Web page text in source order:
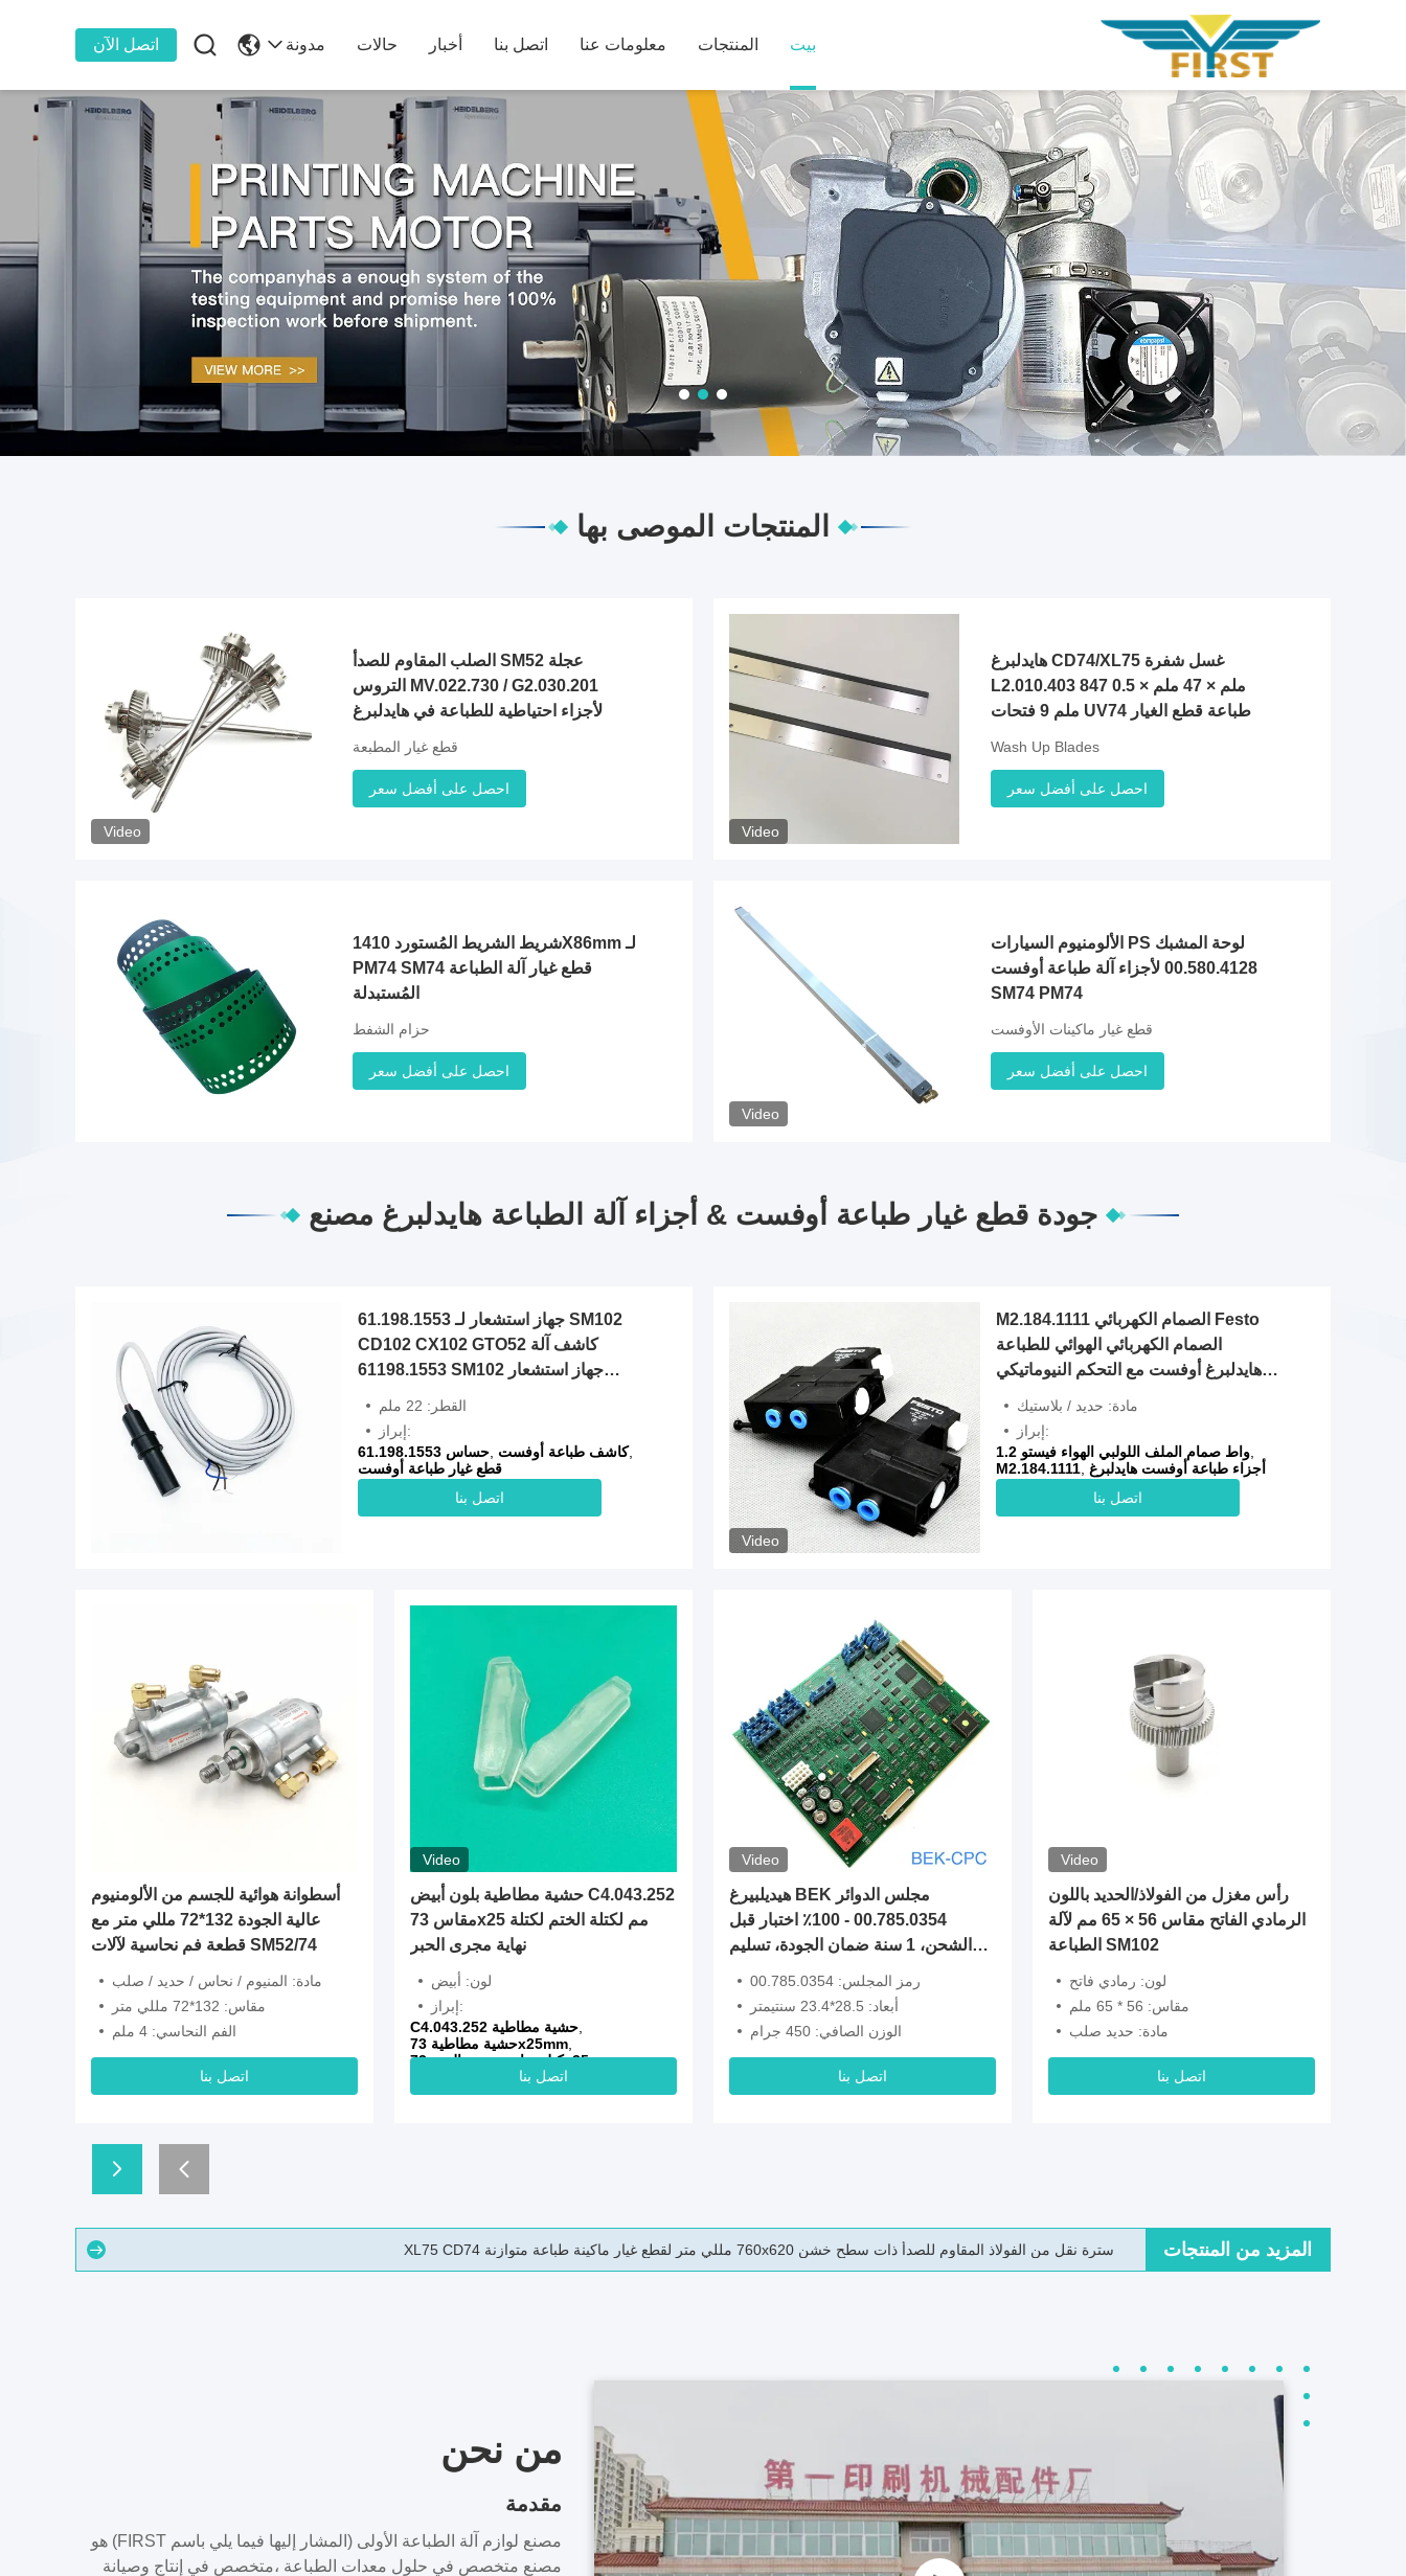
بيت المنتجات معلومات عنا اتصل بنا أخبار حالات مدونة اتصل الآن 
المنتجات الموصى بها
Video
الصلب المقاوم للصدأ SM52 عجلة
التروس MV.022.730 / G2.030.201
لأجزاء احتياطية للطباعة في هايدلبرغ
قطع غيار المطبعة
احصل على أفضل سعر
Video
هايدلبرغ CD74/XL75 غسل شفرة
L2.010.403 847 ملم × 47 ملم × 0.5
ملم 9 فتحات UV74 طباعة قطع الغيار
Wash Up Blades
احصل على أفضل سعر
شريط الشريط المُستورد 1410X86mm لـ
PM74 SM74 قطع غيار آلة الطباعة
المُستبدلة
حزام الشفط
احصل على أفضل سعر
Video
الألومنيوم السيارات PS لوحة المشبك
00.580.4128 لأجزاء آلة طباعة أوفست
SM74 PM74
قطع غيار ماكينات الأوفست
احصل على أفضل سعر
جودة قطع غيار طباعة أوفست & أجزاء آلة الطباعة هايدلبرغ مصنع
61.198.1553 جهاز استشعار لـ SM102
CD102 CX102 GTO52 كاشف آلة
61198.1553 SM102 جهاز استشعار
القطر: 22 ملم
إبراز:
61.198.1553 حساس كاشف طباعة أوفست,
قطع غيار طباعة أوفست
اتصل بنا
Video
M2.184.1111 الصمام الكهربائي Festo
الصمام الكهربائي الهوائي للطباعة
هايدلبرغ أوفست مع التحكم النيوماتيكي
مادة: حديد / بلاستيك
إبراز:
1.2 واط صمام الملف اللولبي الهواء فيستو
M2.184.1111 أجزاء طباعة أوفست هايدلبرغ
اتصل بنا
أسطوانة هوائية للجسم من الألومنيوم
عالية الجودة 132*72 مللي متر مع
قطعة فم نحاسية لآلات SM52/74
مادة: المنيوم / نحاس / حديد / صلب
مقاس: 132*72 مللي متر
الفم النحاسي: 4 ملم
اتصل بنا
Video
حشية مطاطية بلون أبيض C4.043.252
مقاس 73x25 مم لكتلة الختم لكتلة
نهاية مجرى الحبر
لون: أبيض
إبراز:
C4.043.252 حشية مطاطية
حشية مطاطية 73x25mm
كتلة نهاية مجرى الحبر 73x25mm
اتصل بنا
Video
هيديلبيرغ BEK مجلس الدوائر
00.785.0354 - 100٪ اختبار قبل
الشحن، 1 سنة ضمان الجودة، تسليم
رمز المجلس: 00.785.0354
أبعاد: 28.5*23.4 سنتيمتر
الوزن الصافي: 450 جرام
اتصل بنا
Video
رأس مغزل من الفولاذ/الحديد باللون
الرمادي الفاتح مقاس 56 × 65 مم لآلة
الطباعة SM102
لون: رمادي فاتح
مقاس: 56 * 65 ملم
مادة: حديد صلب
اتصل بنا
المزيد من المنتجات قطع غيار حديد F2.024.024 لآلة طباعة الأوفست هايدلبرغ استبدال عالي الجودة
من نحن
مقدمة
مصنع لوازم آلة الطباعة الأولى (المشار إليها فيما يلي باسم FIRST) هو
مصنع متخصص في حلول معدات الطباعة ،متخصص في إنتاج وصيانة